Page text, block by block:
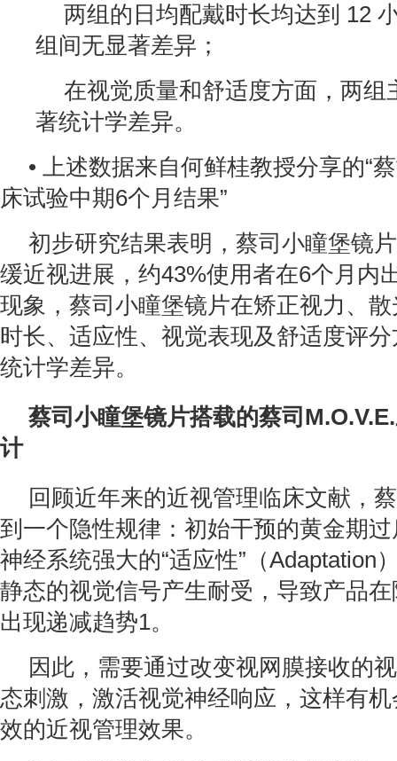
两组的日均配戴时长均达到 12
组间无显著差异；
在视觉质量和舒适度方面，两组
著统计学差异。
• 上述数据来自何鲜桂教授分享的“
床试验中期6个月结果”
初步研究结果表明，蔡司小瞳堡镜
缓近视进展，约43%使用者在6个月内
现象，蔡司小瞳堡镜片在矫正视力、
时长、适应性、视觉表现及舒适度评
统计学差异。
蔡司小瞳堡镜片搭载的蔡司
计
回顾近年来的近视管理临床文献，
到一个隐性规律：初始干预的黄金期
神经系统强大的“适应性”（Adaptation
静态的视觉信号产生耐受，导致产品
出现递减趋势1。
因此，需要通过改变视网膜接收的
态刺激，激活视觉神经响应，这样有
效的近视管理效果。